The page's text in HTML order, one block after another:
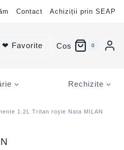
Contact Achiziții prin SEAP
❤ Favorite Cos 0
Rechizite
1.2L Tritan roșie Nata MILAN